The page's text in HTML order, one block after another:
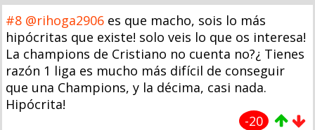
#8 @rihoga2906 es que macho, sois lo más
hipócritas que existe! solo veis lo que os interesa!
La champions de Cristiano no cuenta no?¿ Tienes
razón 1 liga es mucho más difícil de conseguir
que una Champions, y la décima, casi nada.
Hipócrita!
-20